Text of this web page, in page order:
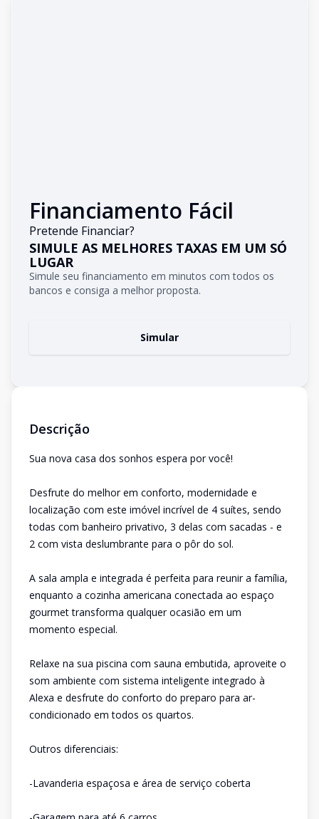
Financiamento Fácil
Pretende Financiar?
SIMULE AS MELHORES TAXAS EM UM SÓ
LUGAR
Simule seu financiamento em minutos com todos os
bancos e consiga a melhor proposta.
Simular
Descrição
Sua nova casa dos sonhos espera por você!
Desfrute do melhor em conforto, modernidade e
localização com este imóvel incrível de 4 suítes, sendo
todas com banheiro privativo, 3 delas com sacadas - e
2 com vista deslumbrante para o pôr do sol.
A sala ampla e integrada é perfeita para reunir a família,
enquanto a cozinha americana conectada ao espaço
gourmet transforma qualquer ocasião em um
momento especial.
Relaxe na sua piscina com sauna embutida, aproveite o
som ambiente com sistema inteligente integrado à
Alexa e desfrute do conforto do preparo para ar-
condicionado em todos os quartos.
Outros diferenciais:
-Lavanderia espaçosa e área de serviço coberta